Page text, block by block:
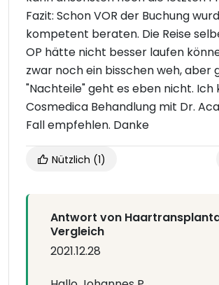
Fazit: Schon VOR der Buchung
kompetent beraten. Die Reise
OP hätte nicht besser laufen
zwar noch ein bisschen weh, aber
"Nachteile" geht es eben nicht. Ich
Cosmedica Behandlung mit Dr.
Fall empfehlen. Danke
Nützlich (1)
Antwort von
Vergleich
2021.12.28